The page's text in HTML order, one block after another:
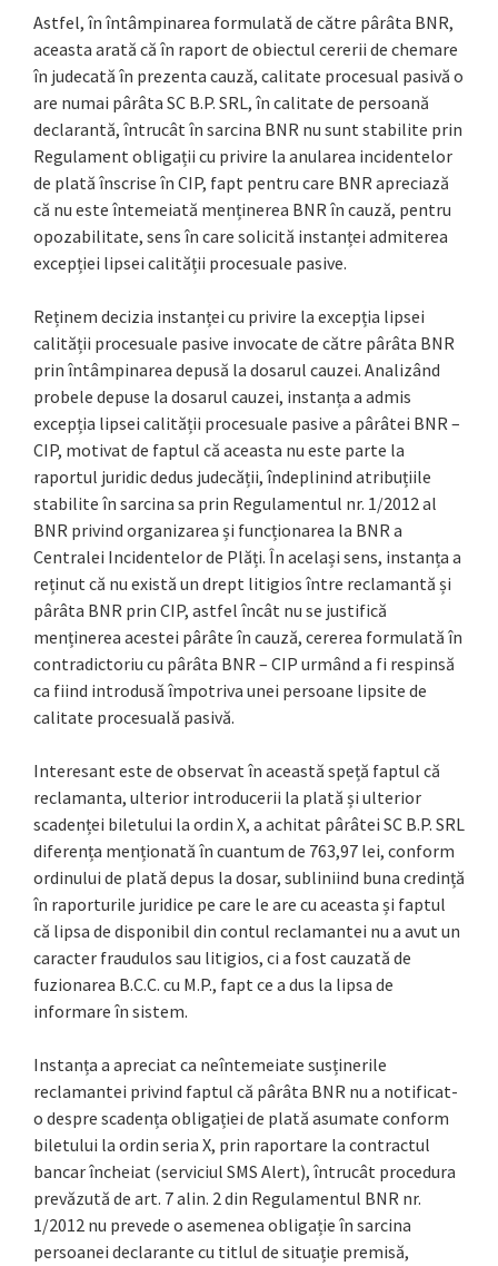
Astfel, în întâmpinarea formulată de către pârâta BNR,
aceasta arată că în raport de obiectul cererii de chemare
în judecată în prezenta cauză, calitate procesual pasivă o
are numai pârâta SC B.P. SRL, în calitate de persoană
declarantă, întrucât în sarcina BNR nu sunt stabilite prin
Regulament obligații cu privire la anularea incidentelor
de plată înscrise în CIP, fapt pentru care BNR apreciază
că nu este întemeiată menținerea BNR în cauză, pentru
opozabilitate, sens în care solicită instanței admiterea
excepției lipsei calității procesuale pasive.
Reținem decizia instanței cu privire la excepția lipsei
calității procesuale pasive invocate de către pârâta BNR
prin întâmpinarea depusă la dosarul cauzei. Analizând
probele depuse la dosarul cauzei, instanța a admis
excepția lipsei calității procesuale pasive a pârâtei BNR –
CIP, motivat de faptul că aceasta nu este parte la
raportul juridic dedus judecății, îndeplinind atribuțiile
stabilite în sarcina sa prin Regulamentul nr. 1/2012 al
BNR privind organizarea și funcționarea la BNR a
Centralei Incidentelor de Plăți. În același sens, instanța a
reținut că nu există un drept litigios între reclamantă și
pârâta BNR prin CIP, astfel încât nu se justifică
menținerea acestei pârâte în cauză, cererea formulată în
contradictoriu cu pârâta BNR – CIP urmând a fi respinsă
ca fiind introdusă împotriva unei persoane lipsite de
calitate procesuală pasivă.
Interesant este de observat în această speță faptul că
reclamanta, ulterior introducerii la plată și ulterior
scadenței biletului la ordin X, a achitat pârâtei SC B.P. SRL
diferența menționată în cuantum de 763,97 lei, conform
ordinului de plată depus la dosar, subliniind buna credință
în raporturile juridice pe care le are cu aceasta și faptul
că lipsa de disponibil din contul reclamantei nu a avut un
caracter fraudulos sau litigios, ci a fost cauzată de
fuzionarea B.C.C. cu M.P., fapt ce a dus la lipsa de
informare în sistem.
Instanța a apreciat ca neîntemeiate susținerile
reclamantei privind faptul că pârâta BNR nu a notificat-
o despre scadența obligației de plată asumate conform
biletului la ordin seria X, prin raportare la contractul
bancar încheiat (serviciul SMS Alert), întrucât procedura
prevăzută de art. 7 alin. 2 din Regulamentul BNR nr.
1/2012 nu prevede o asemenea obligație în sarcina
persoanei declarante cu titlul de situație premisă,